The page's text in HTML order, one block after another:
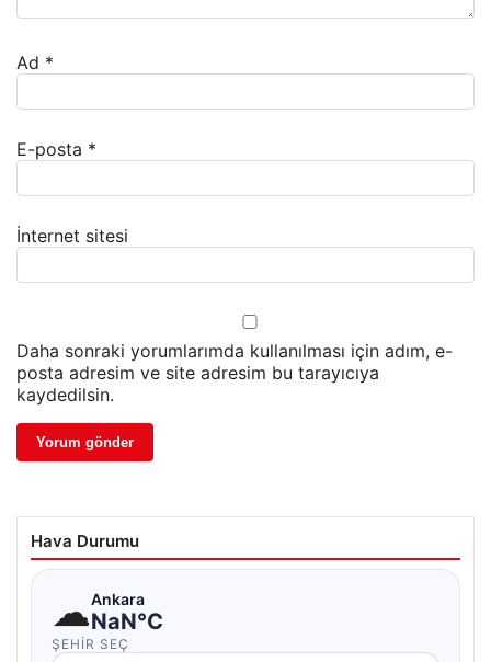
Ad *
E-posta *
İnternet sitesi
Daha sonraki yorumlarımda kullanılması için adım, e-
posta adresim ve site adresim bu tarayıcıya
kaydedilsin.
Hava Durumu
☁Ankara
NaN°C
ŞEHIR SEÇ